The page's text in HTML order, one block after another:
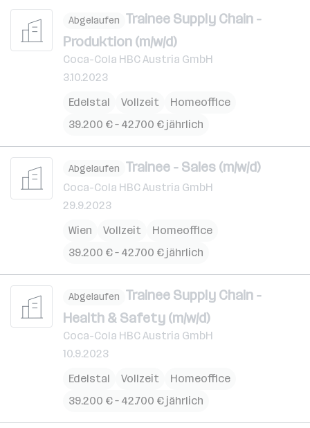
Abgelaufen Trainee Supply Chain -
Produktion (m/w/d)
Coca-Cola HBC Austria GmbH
3.10.2023
Edelstal
Vollzeit
Homeoffice
39.200 € – 42.700 € jährlich
Abgelaufen Trainee - Sales (m/w/d)
Coca-Cola HBC Austria GmbH
29.9.2023
Wien
Vollzeit
Homeoffice
39.200 € – 42.700 € jährlich
Abgelaufen Trainee Supply Chain -
Health & Safety (m/w/d)
Coca-Cola HBC Austria GmbH
10.9.2023
Edelstal
Vollzeit
Homeoffice
39.200 € – 42.700 € jährlich